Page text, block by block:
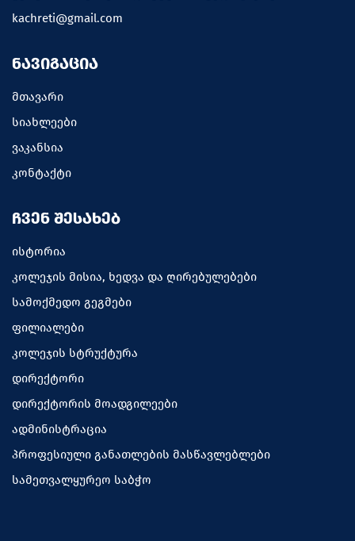
kachreti@gmail.com
ᲜᲐᲕᲘᲒᲐᲪᲘᲐ
მთავარი
სიახლეები
ვაკანსია
კონტაქტი
ᲩᲕᲔᲜ ᲨᲔᲡᲐᲮᲔᲑ
ისტორია
კოლეჯის მისია, ხედვა და ღირებულებები
სამოქმედო გეგმები
ფილიალები
კოლეჯის სტრუქტურა
დირექტორი
დირექტორის მოადგილეები
ადმინისტრაცია
პროფესიული განათლების მასწავლებლები
სამეთვალყურეო საბჭო